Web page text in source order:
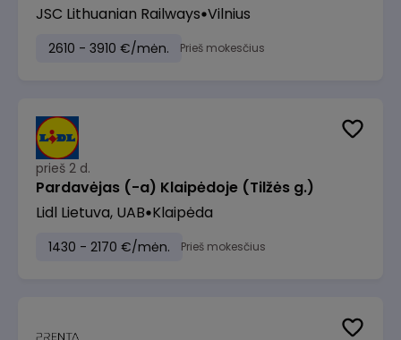
JSC Lithuanian Railways Vilnius
2610 - 3910 €/mėn. Prieš mokesčius
prieš 2 d.
Pardavėjas (-a) Klaipėdoje (Tilžės g.)
Lidl Lietuva, UAB Klaipėda
1430 - 2170 €/mėn. Prieš mokesčius